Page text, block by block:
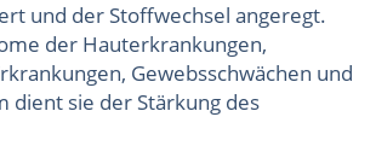
und der Stoffwechsel angeregt.
der Hauterkrankungen,
Gewebsschwächen und
dient sie der Stärkung des